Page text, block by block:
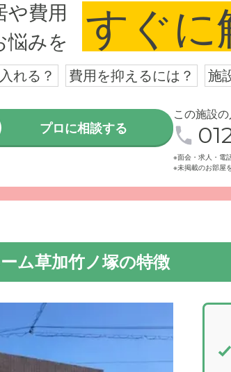
は閑静な住宅地の中にあり、周囲の環境に
や費用
悩みを
すぐに
れる？ 費用を抑えるには？ 施
プロに相談する
この施設
※面会・求人・電
※未掲載のお部屋
ム草加竹ノ塚の特徴